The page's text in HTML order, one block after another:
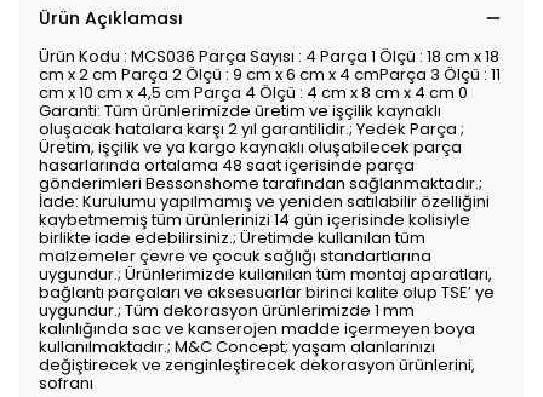
Ürün Açıklaması
Ürün Kodu : MCS036 Parça Sayısı : 4 Parça 1 Ölçü : 18 cm x 18
cm x 2 cm Parça 2 Ölçü : 9 cm x 6 cm x 4 cmParça 3 Ölçü : 11
cm x 10 cm x 4,5 cm Parça 4 Ölçü : 4 cm x 8 cm x 4 cm 0
Garanti: Tüm ürünlerimizde üretim ve işçilik kaynaklı
oluşacak hatalara karşı 2 yıl garantilidir.; Yedek Parça ;
Üretim, işçilik ve ya kargo kaynaklı oluşabilecek parça
hasarlarında ortalama 48 saat içerisinde parça
gönderimleri Bessonshome tarafından sağlanmaktadır.;
İade: Kurulumu yapılmamış ve yeniden satılabilir özelliğini
kaybetmemiş tüm ürünlerinizi 14 gün içerisinde kolisiyle
birlikte iade edebilirsiniz.; Üretimde kullanılan tüm
malzemeler çevre ve çocuk sağlığı standartlarına
uygundur.; Ürünlerimizde kullanılan tüm montaj aparatları,
bağlantı parçaları ve aksesuarlar birinci kalite olup TSE’ ye
uygundur.; Tüm dekorasyon ürünlerimizde 1 mm
kalınlığında sac ve kanserojen madde içermeyen boya
kullanılmaktadır.; M&C Concept; yaşam alanlarınızı
değiştirecek ve zenginleştirecek dekorasyon ürünlerini,
sofranı